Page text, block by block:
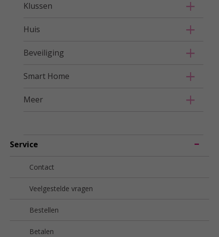
Klussen
Huis
Beveiliging
Smart Home
Meer
Service
Contact
Veelgestelde vragen
Bestellen
Betalen